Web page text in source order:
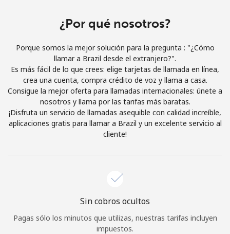
o
Continuar con
¿Por qué nosotros?
Porque somos la mejor solución para la pregunta : "¿Cómo
llamar a Brazil desde el extranjero?".
Es más fácil de lo que crees: elige tarjetas de llamada en línea,
crea una cuenta, compra crédito de voz y llama a casa.
Consigue la mejor oferta para llamadas internacionales: únete a
nosotros y llama por las tarifas más baratas.
¡Disfruta un servicio de llamadas asequible con calidad increíble,
aplicaciones gratis para llamar a Brazil y un excelente servicio al
cliente!
Sin cobros ocultos
Pagas sólo los minutos que utilizas, nuestras tarifas incluyen
impuestos.